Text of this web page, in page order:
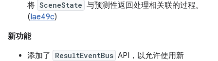
将 SceneState 与预测性返回处理相关联的过程。
(Iae49c)
新功能
添加了
ResultEventBus API，以允许使用新